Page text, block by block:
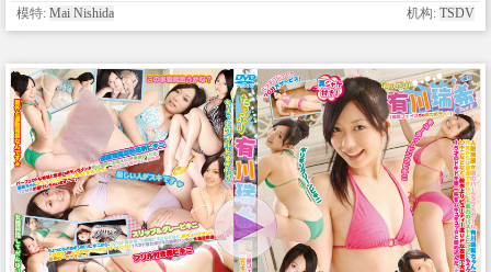
模特: Mai Nishida 机构: TSDV